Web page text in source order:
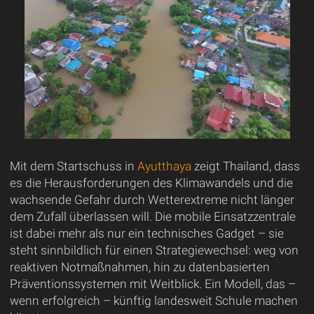
Mit dem Startschuss in Ayutthaya zeigt Thailand, dass
es die Herausforderungen des Klimawandels und die
wachsende Gefahr durch Wetterextreme nicht länger
dem Zufall überlassen will. Die mobile Einsatzzentrale
ist dabei mehr als nur ein technisches Gadget – sie
steht sinnbildlich für einen Strategiewechsel: weg von
reaktiven Notmaßnahmen, hin zu datenbasierten
Präventionssystemen mit Weitblick. Ein Modell, das –
wenn erfolgreich – künftig landesweit Schule machen